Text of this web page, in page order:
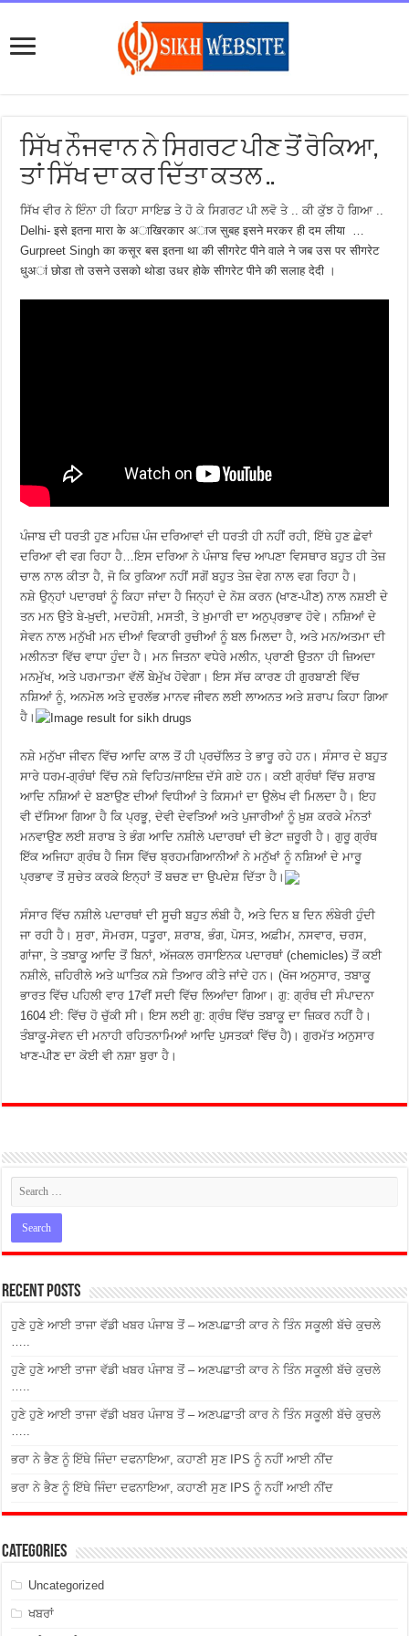
ਸਿੱਖ ਨੌਜਵਾਨ ਨੇ ਸਿਗਰਟ ਪੀਣ ਤੋਂ ਰੋਕਿਆ,
ਤਾਂ ਸਿੱਖ ਦਾ ਕਰ ਦਿੱਤਾ ਕਤਲ ..
ਸਿੱਖ ਵੀਰ ਨੇ ਇੰਨਾ ਹੀ ਕਿਹਾ ਸਾਇਡ ਤੇ ਹੋ ਕੇ ਸਿਗਰਟ ਪੀ ਲਵੋ ਤੇ .. ਕੀ ਕੁੱਝ ਹੋ ਗਿਆ ..
Delhi- इसे इतना मारा के अाखिरकार अाज सुबह इसने मरकर ही दम लीया …
Gurpreet Singh का कसूर बस इतना था की सीगरेट पीने वाले ने जब उस पर सीगरेट
धुअां छाेडा ताे उसने उसकाे थाेडा उधर हाेके सीगरेट पीने की सलाह देदी ।
ਪੰਜਾਬ ਦੀ ਧਰਤੀ ਹੁਣ ਮਹਿਜ਼ ਪੰਜ ਦਰਿਆਵਾਂ ਦੀ ਧਰਤੀ ਹੀ ਨਹੀਂ ਰਹੀ, ਇੱਥੇ ਹੁਣ ਛੇਵਾਂ
ਦਰਿਆ ਵੀ ਵਗ ਰਿਹਾ ਹੈ…ਇਸ ਦਰਿਆ ਨੇ ਪੰਜਾਬ ਵਿਚ ਆਪਣਾ ਵਿਸਥਾਰ ਬਹੁਤ ਹੀ ਤੇਜ਼
ਚਾਲ ਨਾਲ ਕੀਤਾ ਹੈ, ਜੋ ਕਿ ਰੁਕਿਆ ਨਹੀਂ ਸਗੋਂ ਬਹੁਤ ਤੇਜ਼ ਵੇਗ ਨਾਲ ਵਗ ਰਿਹਾ ਹੈ।
ਨਸ਼ੇ ਉਨ੍ਹਾਂ ਪਦਾਰਥਾਂ ਨੂੰ ਕਿਹਾ ਜਾਂਦਾ ਹੈ ਜਿਨ੍ਹਾਂ ਦੇ ਨੋਸ਼ ਕਰਨ (ਖਾਣ-ਪੀਣ) ਨਾਲ ਨਸ਼ਈ ਦੇ
ਤਨ ਮਨ ਉਤੇ ਬੇ-ਖ਼ੁਦੀ, ਮਦਹੋਸ਼ੀ, ਮਸਤੀ, ਤੇ ਖ਼ੁਮਾਰੀ ਦਾ ਅਨੁਪ੍ਰਭਾਵ ਹੋਵੇ। ਨਸ਼ਿਆਂ ਦੇ
ਸੇਵਨ ਨਾਲ ਮਨੁੱਖੀ ਮਨ ਦੀਆਂ ਵਿਕਾਰੀ ਰੁਚੀਆਂ ਨੂੰ ਬਲ ਮਿਲਦਾ ਹੈ, ਅਤੇ ਮਨ/ਅਤਮਾ ਦੀ
ਮਲੀਨਤਾ ਵਿੱਚ ਵਾਧਾ ਹੁੰਦਾ ਹੈ। ਮਨ ਜਿਤਨਾ ਵਧੇਰੇ ਮਲੀਨ, ਪ੍ਰਾਣੀ ਉਤਨਾ ਹੀ ਜ਼ਿਅਦਾ
ਮਨਮੁੱਖ, ਅਤੇ ਪਰਮਾਤਮਾ ਵੱਲੋਂ ਬੇਮੁੱਖ ਹੋਵੇਗਾ। ਇਸ ਸੱਚ ਕਾਰਣ ਹੀ ਗੁਰਬਾਣੀ ਵਿੱਚ
ਨਸ਼ਿਆਂ ਨੂੰ, ਅਨਮੋਲ ਅਤੇ ਦੁਰਲੱਭ ਮਾਨਵ ਜੀਵਨ ਲਈ ਲਾਅਨਤ ਅਤੇ ਸ਼ਰਾਪ ਕਿਹਾ ਗਿਆ
ਹੈ।
ਨਸ਼ੇ ਮਨੁੱਖਾ ਜੀਵਨ ਵਿੱਚ ਆਦਿ ਕਾਲ ਤੋਂ ਹੀ ਪ੍ਰਚੱਲਿਤ ਤੇ ਭਾਰੂ ਰਹੇ ਹਨ। ਸੰਸਾਰ ਦੇ ਬਹੁਤ
ਸਾਰੇ ਧਰਮ-ਗ੍ਰੰਥਾਂ ਵਿੱਚ ਨਸ਼ੇ ਵਿਹਿਤ/ਜਾਇਜ਼ ਦੱਸੇ ਗਏ ਹਨ। ਕਈ ਗ੍ਰੰਥਾਂ ਵਿੱਚ ਸ਼ਰਾਬ
ਆਦਿ ਨਸ਼ਿਆਂ ਦੇ ਬਣਾਉਣ ਦੀਆਂ ਵਿਧੀਆਂ ਤੇ ਕਿਸਮਾਂ ਦਾ ਉਲੇਖ ਵੀ ਮਿਲਦਾ ਹੈ। ਇਹ
ਵੀ ਦੱਸਿਆ ਗਿਆ ਹੈ ਕਿ ਪ੍ਰਭੂ, ਦੇਵੀ ਦੇਵਤਿਆਂ ਅਤੇ ਪੁਜਾਰੀਆਂ ਨੂੰ ਖ਼ੁਸ਼ ਕਰਕੇ ਮੰਨਤਾਂ
ਮਨਵਾਉਣ ਲਈ ਸ਼ਰਾਬ ਤੇ ਭੰਗ ਆਦਿ ਨਸ਼ੀਲੇ ਪਦਾਰਥਾਂ ਦੀ ਭੇਟਾ ਜ਼ਰੂਰੀ ਹੈ। ਗੁਰੂ ਗ੍ਰੰਥ
ਇੱਕ ਅਜਿਹਾ ਗ੍ਰੰਥ ਹੈ ਜਿਸ ਵਿੱਚ ਬ੍ਰਹਮਗਿਆਨੀਆਂ ਨੇ ਮਨੁੱਖਾਂ ਨੂੰ ਨਸ਼ਿਆਂ ਦੇ ਮਾਰੂ
ਪ੍ਰਭਾਵ ਤੋਂ ਸੁਚੇਤ ਕਰਕੇ ਇਨ੍ਹਾਂ ਤੋਂ ਬਚਣ ਦਾ ਉਪਦੇਸ਼ ਦਿੱਤਾ ਹੈ।
ਸੰਸਾਰ ਵਿੱਚ ਨਸ਼ੀਲੇ ਪਦਾਰਥਾਂ ਦੀ ਸੂਚੀ ਬਹੁਤ ਲੰਬੀ ਹੈ, ਅਤੇ ਦਿਨ ਬ ਦਿਨ ਲੰਬੇਰੀ ਹੁੰਦੀ
ਜਾ ਰਹੀ ਹੈ। ਸੁਰਾ, ਸੋਮਰਸ, ਧਤੂਰਾ, ਸ਼ਰਾਬ, ਭੰਗ, ਪੋਸਤ, ਅਫ਼ੀਮ, ਨਸਵਾਰ, ਚਰਸ,
ਗਾਂਜਾ, ਤੇ ਤਬਾਕੂ ਆਦਿ ਤੋਂ ਬਿਨਾਂ, ਅੱਜਕਲ ਰਸਾਇਨਕ ਪਦਾਰਥਾਂ (chemicles) ਤੋਂ ਕਈ
ਨਸ਼ੀਲੇ, ਜ਼ਹਿਰੀਲੇ ਅਤੇ ਘਾਤਿਕ ਨਸ਼ੇ ਤਿਆਰ ਕੀਤੇ ਜਾਂਦੇ ਹਨ। (ਖੋਜ ਅਨੁਸਾਰ, ਤਬਾਕੂ
ਭਾਰਤ ਵਿੱਚ ਪਹਿਲੀ ਵਾਰ 17ਵੀਂ ਸਦੀ ਵਿੱਚ ਲਿਆਂਦਾ ਗਿਆ। ਗੁ: ਗ੍ਰੰਥ ਦੀ ਸੰਪਾਦਨਾ
1604 ਈ: ਵਿੱਚ ਹੋ ਚੁੱਕੀ ਸੀ। ਇਸ ਲਈ ਗੁ: ਗ੍ਰੰਥ ਵਿੱਚ ਤਬਾਕੂ ਦਾ ਜ਼ਿਕਰ ਨਹੀਂ ਹੈ।
ਤੰਬਾਕੂ-ਸੇਵਨ ਦੀ ਮਨਾਹੀ ਰਹਿਤਨਾਮਿਆਂ ਆਦਿ ਪੁਸਤਕਾਂ ਵਿੱਚ ਹੈ)। ਗੁਰਮੱਤ ਅਨੁਸਾਰ
ਖਾਣ-ਪੀਣ ਦਾ ਕੋਈ ਵੀ ਨਸ਼ਾ ਬੁਰਾ ਹੈ।
Recent Posts
ਹੁਣੇ ਹੁਣੇ ਆਈ ਤਾਜਾ ਵੱਡੀ ਖਬਰ ਪੰਜਾਬ ਤੋਂ – ਅਣਪਛਾਤੀ ਕਾਰ ਨੇ ਤਿੰਨ ਸਕੂਲੀ ਬੱਚੇ ਕੁਚਲੇ
ਹੁਣੇ ਹੁਣੇ ਆਈ ਤਾਜਾ ਵੱਡੀ ਖਬਰ ਪੰਜਾਬ ਤੋਂ – ਅਣਪਛਾਤੀ ਕਾਰ ਨੇ ਤਿੰਨ ਸਕੂਲੀ ਬੱਚੇ ਕੁਚਲੇ
ਹੁਣੇ ਹੁਣੇ ਆਈ ਤਾਜਾ ਵੱਡੀ ਖਬਰ ਪੰਜਾਬ ਤੋਂ – ਅਣਪਛਾਤੀ ਕਾਰ ਨੇ ਤਿੰਨ ਸਕੂਲੀ ਬੱਚੇ ਕੁਚਲੇ
ਭਰਾ ਨੇ ਭੈਣ ਨੂੰ ਇੱਥੇ ਜਿੰਦਾ ਦਫਨਾਇਆ, ਕਹਾਣੀ ਸੁਣ IPS ਨੂੰ ਨਹੀਂ ਆਈ ਨੀਂਦ
ਭਰਾ ਨੇ ਭੈਣ ਨੂੰ ਇੱਥੇ ਜਿੰਦਾ ਦਫਨਾਇਆ, ਕਹਾਣੀ ਸੁਣ IPS ਨੂੰ ਨਹੀਂ ਆਈ ਨੀਂਦ
Categories
Uncategorized
ਖਬਰਾਂ